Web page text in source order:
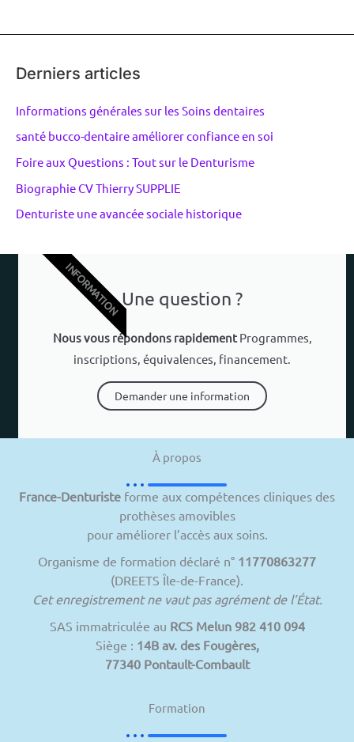
Derniers articles
Informations générales sur les Soins dentaires
santé bucco-dentaire améliorer confiance en soi
Foire aux Questions : Tout sur le Denturisme
Biographie CV Thierry SUPPLIE
Denturiste une avancée sociale historique
Une question ?
Nous vous répondons rapidementProgrammes,
inscriptions, équivalences, financement.
Demander une information
INFORMATION
À propos
France-Denturiste forme aux compétences cliniques des
prothèses amovibles
pour améliorer l’accès aux soins.
Organisme de formation déclaré n° 11770863277
(DREETS Île-de-France).
Cet enregistrement ne vaut pas agrément de l’État.
SAS immatriculée au RCS Melun 982 410 094
Siège : 14B av. des Fougères,
77340 Pontault-Combault
Formation